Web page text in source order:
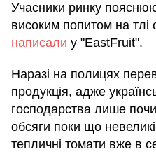
Учасники ринку
високим попитом на тлі
написали у "EastFruit".
Наразі на полицях
продукція, адже
господарства лише
обсяги поки що
тепличні томати вже в